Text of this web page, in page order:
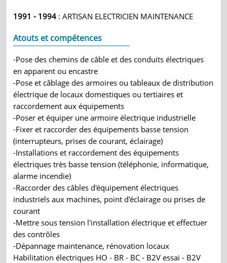
1991 - 1994 : ARTISAN ELECTRICIEN MAINTENANCE
Atouts et compétences
-Pose des chemins de câble et des conduits électriques
en apparent ou encastre
-Pose et câblage des armoires ou tableaux de distribution
électrique de locaux domestiques ou tertiaires et
raccordement aux équipements
-Poser et équiper une armoire électrique industrielle
-Fixer et raccorder des équipements basse tension
(interrupteurs, prises de courant, éclairage)
-Installations et raccordement des équipements
électriques très basse tension (téléphonie, informatique,
alarme incendie)
-Raccorder des câbles d'équipement électriques
industriels aux machines, point d'éclairage ou prises de
courant
-Mettre sous tension l'installation électrique et effectuer
des contrôles
-Dépannage maintenance, rénovation locaux
Habilitation électriques HO - BR - BC - B2V essai - B2V